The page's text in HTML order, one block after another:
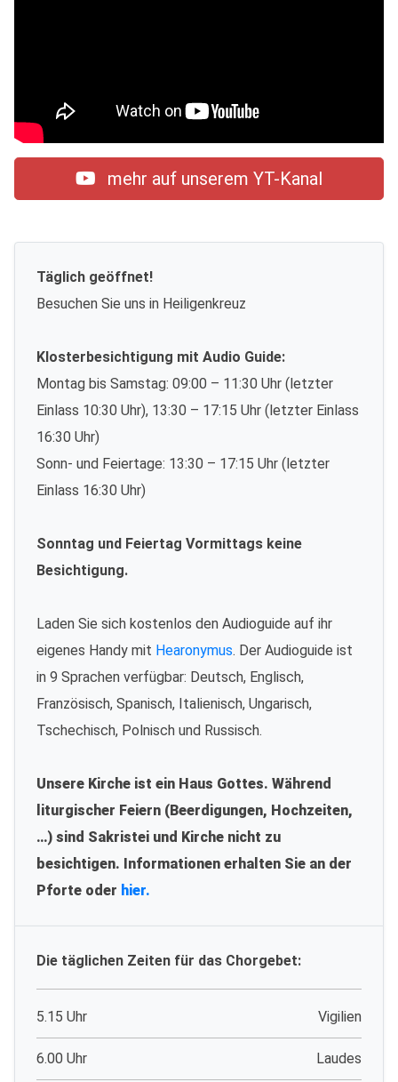
mehr auf unserem YT-Kanal
Täglich geöffnet!
Besuchen Sie uns in Heiligenkreuz
Klosterbesichtigung mit Audio Guide:
Montag bis Samstag: 09:00 – 11:30 Uhr (letzter
Einlass 10:30 Uhr), 13:30 – 17:15 Uhr (letzter Einlass
16:30 Uhr)
Sonn- und Feiertage: 13:30 – 17:15 Uhr (letzter
Einlass 16:30 Uhr)
Sonntag und Feiertag Vormittags keine
Besichtigung.
Laden Sie sich kostenlos den Audioguide auf ihr
eigenes Handy mit Hearonymus. Der Audioguide ist
in 9 Sprachen verfügbar: Deutsch, Englisch,
Französisch, Spanisch, Italienisch, Ungarisch,
Tschechisch, Polnisch und Russisch.
Unsere Kirche ist ein Haus Gottes. Während
liturgischer Feiern (Beerdigungen, Hochzeiten,
…) sind Sakristei und Kirche nicht zu
besichtigen. Informationen erhalten Sie an der
Pforte oder hier.
Die täglichen Zeiten für das Chorgebet:
5.15 Uhr Vigilien
6.00 Uhr Laudes